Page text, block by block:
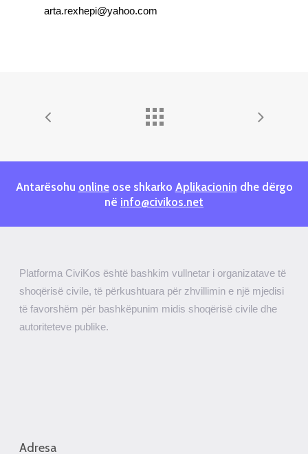
arta.rexhepi@yahoo.com
Antarësohu onlineose shkarko Aplikacionin dhe dërgo
në info@civikos.net
Platforma CiviKos është bashkim vullnetar i organizatave të
shoqërisë civile, të përkushtuara për zhvillimin e një mjedisi
të favorshëm për bashkëpunim midis shoqërisë civile dhe
autoriteteve publike.
Adresa